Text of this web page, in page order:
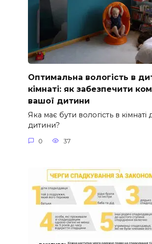
Оптимальна вологість в
кімнаті: як забезпечити
вашої дитини
Яка має бути вологість в кімнаті
дитини?
0 37